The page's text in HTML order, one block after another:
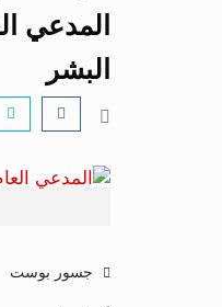
البشر
جسور بوست